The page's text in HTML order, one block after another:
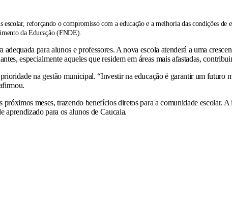
reforçando o compromisso com a educação e a melhoria das condições
da Educação (FNDE).
para alunos e professores. A nova escola atenderá a uma
especialmente aqueles que residem em áreas mais afastadas,
na gestão municipal. “Investir na educação é garantir um futuro
meses, trazendo benefícios diretos para a comunidade escolar.
aprendizado para os alunos de Caucaia.